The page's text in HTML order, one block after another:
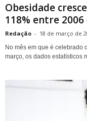
Obesidade
118% entre 2006
Redação - 18 de março de
No mês em que é celebrado
março, os dados estatísticos